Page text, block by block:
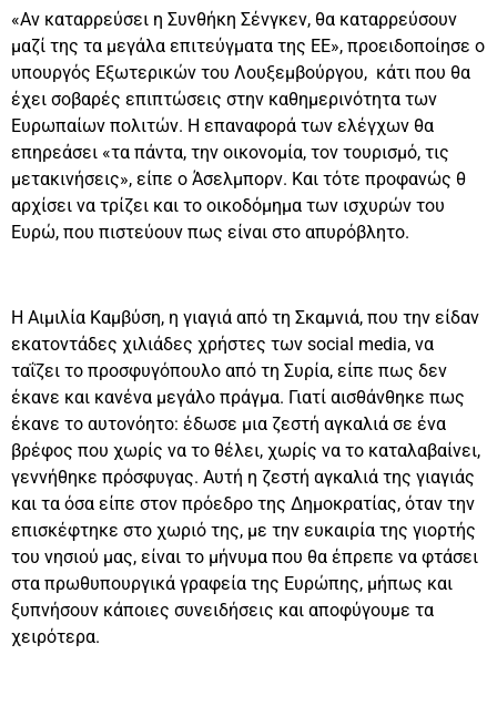
«Αν καταρρεύσει η Συνθήκη Σένγκεν, θα καταρρεύσουν
μαζί της τα μεγάλα επιτεύγματα της ΕΕ», προειδοποίησε ο
υπουργός Εξωτερικών του Λουξεμβούργου, κάτι που θα
έχει σοβαρές επιπτώσεις στην καθημερινότητα των
Ευρωπαίων πολιτών. Η επαναφορά των ελέγχων θα
επηρεάσει «τα πάντα, την οικονομία, τον τουρισμό, τις
μετακινήσεις», είπε ο Άσελμπορν. Και τότε προφανώς θ
αρχίσει να τρίζει και το οικοδόμημα των ισχυρών του
Ευρώ, που πιστεύουν πως είναι στο απυρόβλητο.
Η Αιμιλία Καμβύση, η γιαγιά από τη Σκαμνιά, που την είδαν
εκατοντάδες χιλιάδες χρήστες των social media, να
ταΐζει το προσφυγόπουλο από τη Συρία, είπε πως δεν
έκανε και κανένα μεγάλο πράγμα. Γιατί αισθάνθηκε πως
έκανε το αυτονόητο: έδωσε μια ζεστή αγκαλιά σε ένα
βρέφος που χωρίς να το θέλει, χωρίς να το καταλαβαίνει,
γεννήθηκε πρόσφυγας. Αυτή η ζεστή αγκαλιά της γιαγιάς
και τα όσα είπε στον πρόεδρο της Δημοκρατίας, όταν την
επισκέφτηκε στο χωριό της, με την ευκαιρία της γιορτής
του νησιού μας, είναι το μήνυμα που θα έπρεπε να φτάσει
στα πρωθυπουργικά γραφεία της Ευρώπης, μήπως και
ξυπνήσουν κάποιες συνειδήσεις και αποφύγουμε τα
χειρότερα.